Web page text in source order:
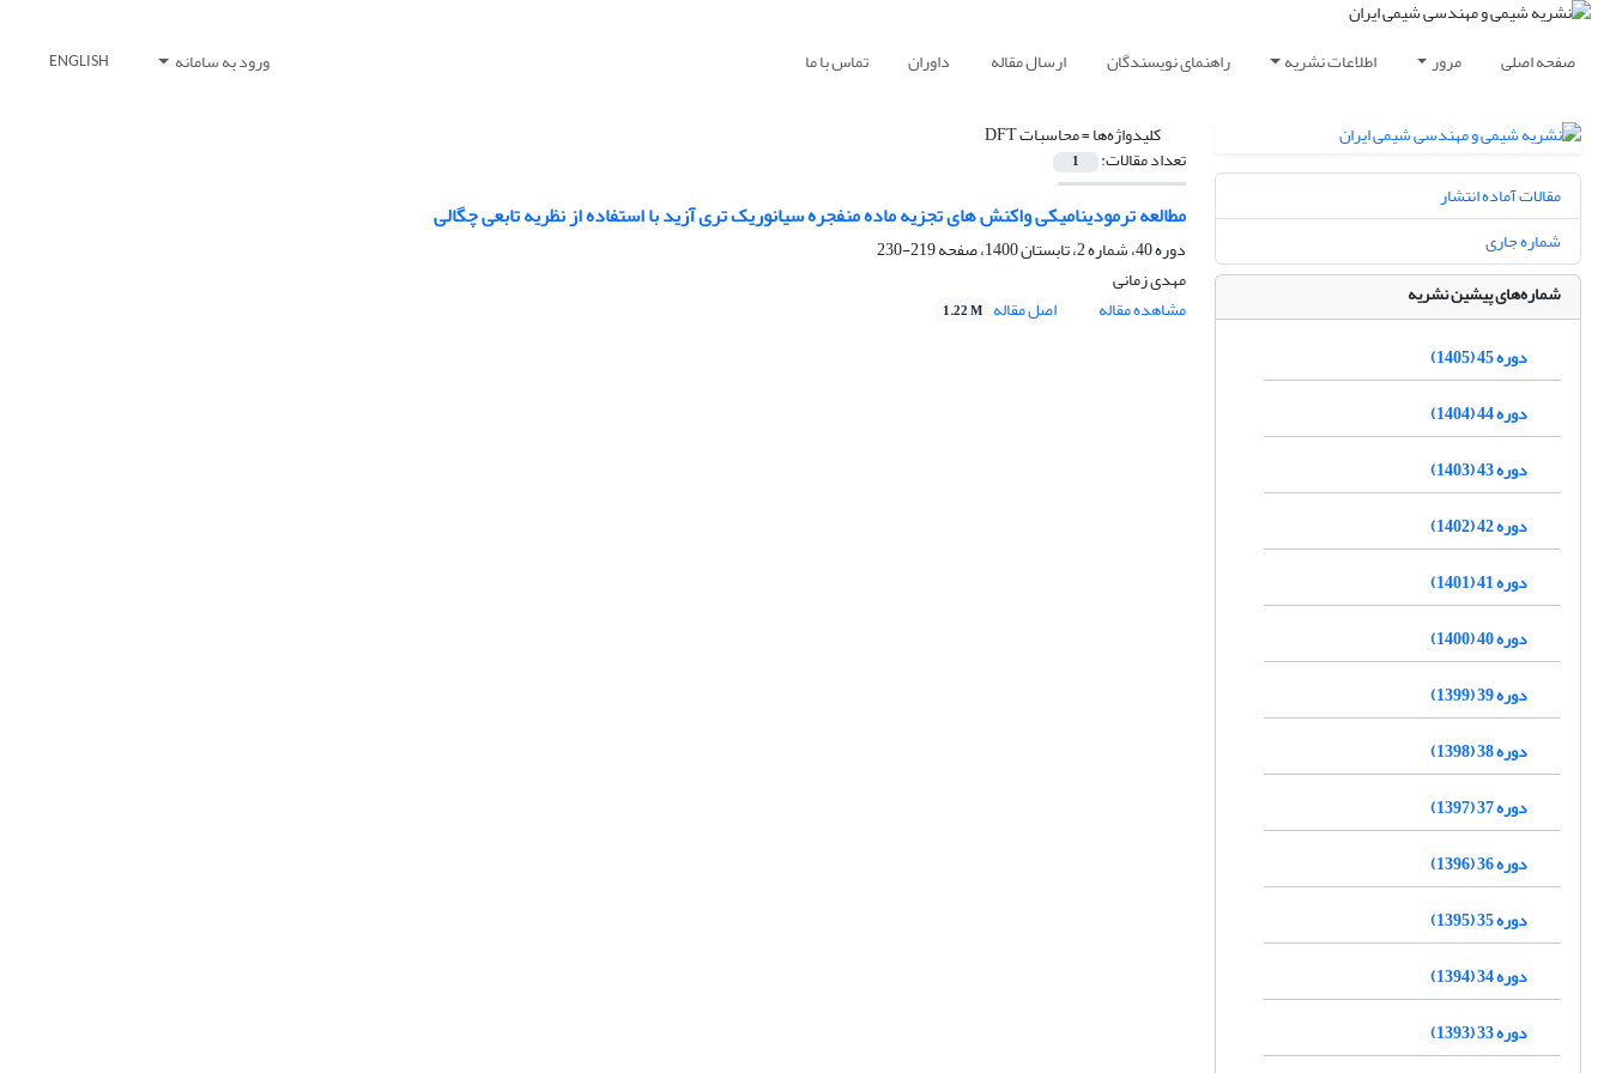
صفحه اصلی مرور اطلاعات نشریه راهنمای نویسندگان ارسال مقاله داوران تماس با ما ورود به سامانه ENGLISH
کلیدواژه‌ها =محاسبات DFT
تعداد مقالات: 1
مطالعه ترمودینامیکی واکنش های تجزیه ماده منفجره سیانوریک تری آزید با استفاده از نظریه تابعی چگالی
دوره 40، شماره 2، تابستان 1400، صفحه
219-230
مهدی زمانی
مشاهده مقاله
اصل مقاله 1.22 M
مقالات آماده انتشار
شماره جاری
شماره‌های پیشین نشریه
دوره 45 (1405)
دوره 44 (1404)
دوره 43 (1403)
دوره 42 (1402)
دوره 41 (1401)
دوره 40 (1400)
دوره 39 (1399)
دوره 38 (1398)
دوره 37 (1397)
دوره 36 (1396)
دوره 35 (1395)
دوره 34 (1394)
دوره 33 (1393)